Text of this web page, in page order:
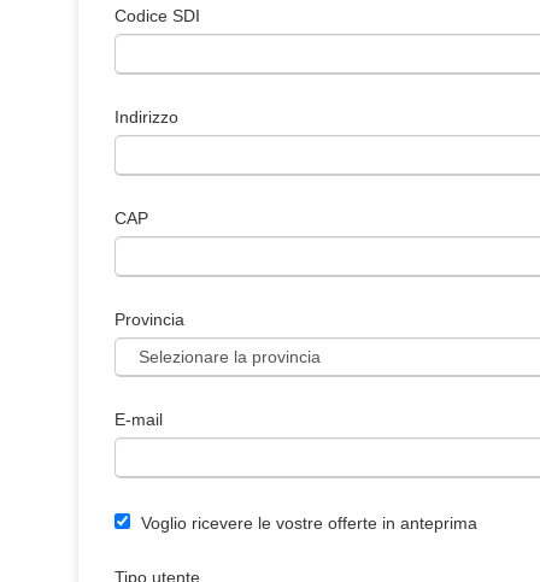
Codice SDI
Indirizzo
CAP
Provincia
E-mail
Voglio ricevere le vostre offerte in anteprima
Tipo utente